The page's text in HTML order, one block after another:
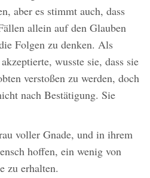
aber es stimmt auch, dass
allein auf den Glauben
Folgen zu denken. Als
wusste sie, dass sie
verstoßen zu werden, doch
nach Bestätigung. Sie
voller Gnade, und in ihrem
hoffen, ein wenig von
zu erhalten.